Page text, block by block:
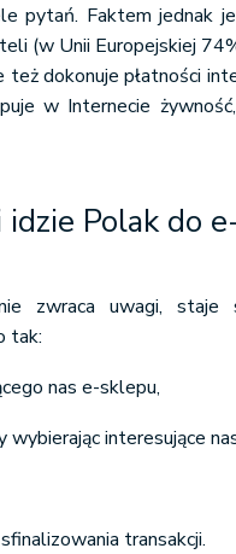
pytań. Faktem jednak
(w Unii Europejskiej
dokonuje płatności
w Internecie
Polak do
zwraca uwagi, staje
tak:
nas e-sklepu,
interesujące
transakcji.